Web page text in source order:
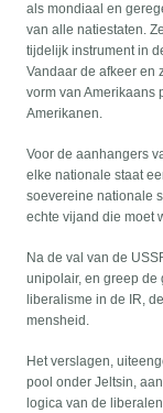
als mondiaal en
van alle natiestaten.
tijdelijk instrument in
Vandaar de afkeer en
vorm van Amerikaans
Amerikanen.
Voor de aanhangers
elke nationale staat
soevereine nationale
echte vijand die moet
Na de val van de
unipolair, en greep
liberalisme in de IR,
mensheid.
Het verslagen,
pool onder Jeltsin,
logica van de